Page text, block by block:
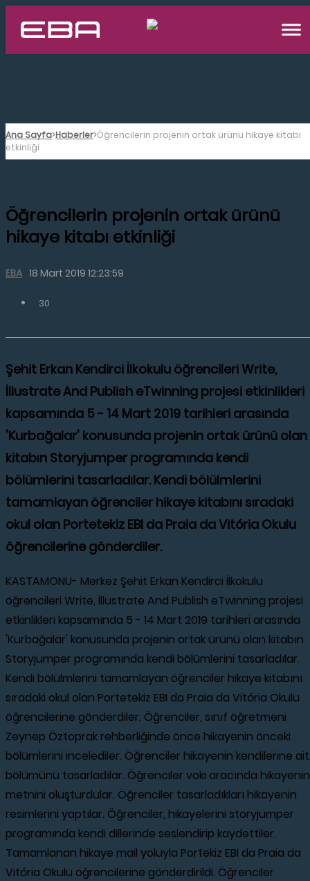
Ana Sayfa Haberler Öğrencilerin projenin ortak ürünü hikaye kitabı
etkinliği
Öğrencilerin projenin ortak ürünü
hikaye kitabı etkinliği
EBA 18 Mart 2019 12:23:59
30
Şehit Erkan Kendirci İlkokulu öğrencileri Write,
İllustrate And Publish eTwinning projesi etkinlikleri
kapsamında 5 - 14 Mart 2019 tarihleri arasında
'Kurbağalar' konusunda projenin ortak ürünü olan
kitabın Storyjumper programında kendi
bölümlerini tasarladılar. Kendi bölülmlerini
tamamlayan öğrenciler hikaye kitabını sıradaki
okul olan Portetekiz EBI da Praia da Vitória Okulu
öğrencilerine gönderdiler.
KASTAMONU- Merkez Şehit Erkan Kendirci İlkokulu
öğrencileri Write, İllustrate And Publish eTwinning projesi
etkinlikleri kapsamında 5 - 14 Mart 2019 tarihleri arasında
'Kurbağalar' konusunda projenin ortak ürünü olan kitabın
Storyjumper programında kendi bölümlerini tasarladılar.
Kendi bölülmlerini tamamlayan öğrenciler hikaye kitabını
sıradaki okul olan Portetekiz EBI da Praia da Vitória Okulu
öğrencilerine gönderdiler. Öğrenciler, sınıf öğretmeni
Zeynep Öztoprak rehberliğinde önce hikayenin önceki
bölümlerini incelediler. Öğrenciler hikayenin kendilerine ait
bölümünü tasarladılar. Öğrenciler voki aracında hikayenin
metnini oluşturdular. Öğrenciler tasarladıkları hikayenin
resimlerini yaptılar. Öğrenciler, hikayelerini storyjumper
programında kendi dillerinde seslendirip kaydettiler.
Tamamlanan hikaye mail yoluyla Portekiz EBI da Praia da
Vitória Okulu öğrencilerine gönderdirildi. Öğrenciler